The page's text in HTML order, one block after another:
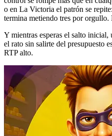
o en La Victoria el patrón se
termina metiendo tres por orgullo.
Y mientras esperas el salto inicial,
el rato sin salirte del presupuesto
RTP alto.